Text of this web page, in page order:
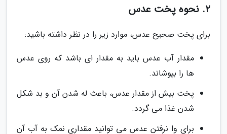
2. نحوه پخت عدس
برای پخت صحیح عدس، موارد زیر را در نظر داشته باشید:
مقدار آب عدس باید به مقدار ای باشد که روی عدس
ها را بپوشاند.
پخت بیش از مقدار عدس، باعث له شدن آن و بد شکل
شدن غذا می گردد.
برای وا نرفتن عدس می توانید مقداری نمک به آب آن